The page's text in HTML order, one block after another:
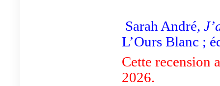
Sarah André,
L’Ours Blanc ;
Cette recension
2026.